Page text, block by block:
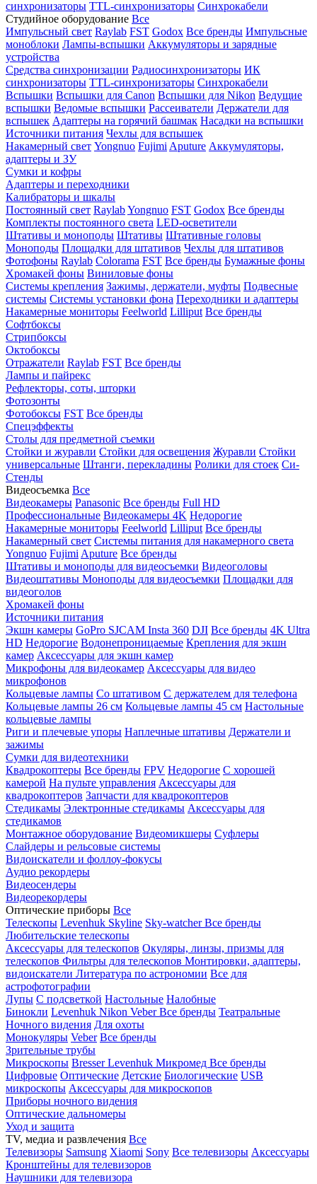
синхронизаторы TTL-синхронизаторы Синхрокабели
Студийное оборудование Все
Импульсный свет Raylab FST Godox Все бренды Импульсные
моноблоки Лампы-вспышки Аккумуляторы и зарядные
устройства
Средства синхронизации Радиосинхронизаторы ИК
синхронизаторы TTL-синхронизаторы Синхрокабели
Вспышки Вспышки для Canon Вспышки для Nikon Ведущие
вспышки Ведомые вспышки Рассеиватели Держатели для
вспышек Адаптеры на горячий башмак Насадки на вспышки
Источники питания Чехлы для вспышек
Накамерный свет Yongnuo Fujimi Aputure Аккумуляторы,
адаптеры и ЗУ
Сумки и кофры
Адаптеры и переходники
Калибраторы и шкалы
Постоянный свет RaylabYongnuo FST Godox Все бренды
Комплекты постоянного света LED-осветители
Штативы и моноподы Штативы Штативные головы
Моноподы Площадки для штативов Чехлы для штативов
Фотофоны Raylab Colorama FST Все бренды Бумажные фоны
Хромакей фоны Виниловые фоны
Системы крепления Зажимы, держатели, муфты Подвесные
системы Системы установки фона Переходники и адаптеры
Накамерные мониторы Feelworld Lilliput Все бренды
Софтбоксы
Стрипбоксы
Октобоксы
Отражатели Raylab FST Все бренды
Лампы и пайрекс
Рефлекторы, соты, шторки
Фотозонты
Фотобоксы FST Все бренды
Спецэффекты
Столы для предметной съемки
Стойки и журавли Стойки для освещения Журавли Стойки
универсальные Штанги, перекладины Ролики для стоек Си-
Стенды
Видеосъемка Все
Видеокамеры Panasonic Все бренды Full HD
Профессиональные Видеокамеры 4K Недорогие
Накамерные мониторы Feelworld Lilliput Все бренды
Накамерный свет Системы питания для накамерного света
Yongnuo Fujimi Aputure Все бренды
Штативы и моноподы для видеосъемки Видеоголовы
Видеоштативы Моноподы для видеосъемки Площадки для
видеоголов
Хромакей фоны
Источники питания
Экшн камеры GoPro SJCAM Insta 360 DJI Все бренды 4K Ultra
HD Недорогие Водонепроницаемые Крепления для экшн
камер Аксессуары для экшн камер
Микрофоны для видеокамер Аксессуары для видео
микрофонов
Кольцевые лампы Со штативом C держателем для телефона
Кольцевые лампы 26 см Кольцевые лампы 45 см Настольные
кольцевые лампы
Риги и плечевые упоры Наплечные штативы Держатели и
зажимы
Сумки для видеотехники
Квадрокоптеры Все бренды FPV Недорогие С хорошей
камерой На пульте управления Аксессуары для
квадрокоптеров Запчасти для квадрокоптеров
Стедикамы Электронные стедикамы Аксессуары для
стедикамов
Монтажное оборудование Видеомикшеры Суфлеры
Слайдеры и рельсовые системы
Видоискатели и фоллоу-фокусы
Аудио рекордеры
Видеосендеры
Видеорекордеры
Оптические приборы Все
Телескопы Levenhuk Skyline Sky-watcherВсе бренды
Любительские телескопы
Аксессуары для телескопов Окуляры, линзы, призмы для
телескопов Фильтры для телескопов Монтировки, адаптеры,
видоискатели Литература по астрономии Все для
астрофотографии
Лупы С подсветкой Настольные Налобные
Бинокли Levenhuk Nikon VeberВсе бренды Театральные
Ночного видения Для охоты
Монокуляры Veber Все бренды
Зрительные трубы
Микроскопы BresserLevenhuk Микромед Все бренды
Цифровые Оптические Детские Биологические USB
микроскопы Аксессуары для микроскопов
Приборы ночного видения
Оптические дальномеры
Уход и защита
TV, медиа и развлечения Все
Телевизоры Samsung Xiaomi Sony Все телевизоры Аксессуары
Кронштейны для телевизоров
Наушники для телевизора